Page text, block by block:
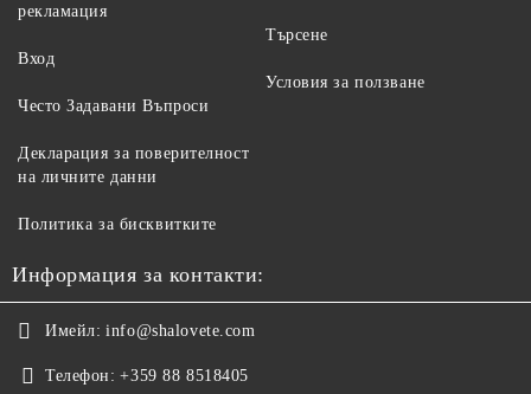
рекламация
Вход
Често Задавани Въпроси
Търсене
Условия за ползване
Декларация за поверителност
на личните данни
Политика за бисквитките
Информация за контакти:
Имейл: info@shalovete.com
Телефон: +359 88 8518405